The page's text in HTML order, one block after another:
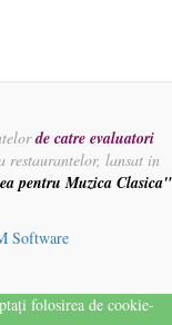
de catre evaluatori
restaurantelor, lansat in
pentru Muzica Clasica"
Software
folosirea de cookie-